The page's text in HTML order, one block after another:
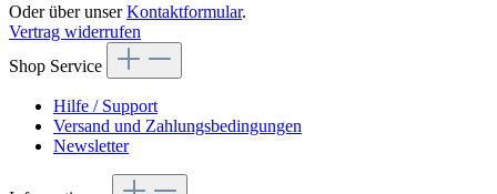
Oder über unserKontaktformular.
Vertrag widerrufen
Shop Service
Hilfe / Support
Versand und Zahlungsbedingungen
Newsletter